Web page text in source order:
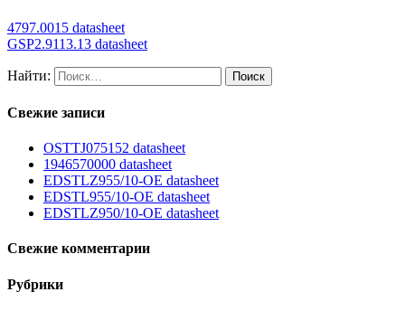
4797.0015 datasheet
GSP2.9113.13 datasheet
Найти:
Свежие записи
OSTTJ075152 datasheet
1946570000 datasheet
EDSTLZ955/10-OE datasheet
EDSTL955/10-OE datasheet
EDSTLZ950/10-OE datasheet
Свежие комментарии
Рубрики